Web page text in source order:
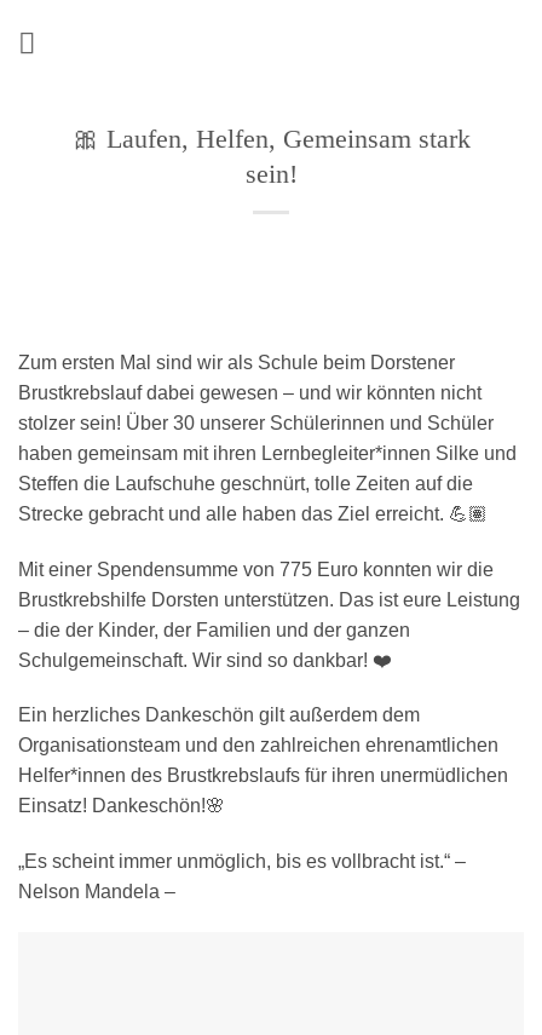
🎀 Laufen, Helfen, Gemeinsam stark
sein!
Zum ersten Mal sind wir als Schule beim Dorstener
Brustkrebslauf dabei gewesen – und wir könnten nicht
stolzer sein! Über 30 unserer Schülerinnen und Schüler
haben gemeinsam mit ihren Lernbegleiter*innen Silke und
Steffen die Laufschuhe geschnürt, tolle Zeiten auf die
Strecke gebracht und alle haben das Ziel erreicht. 💪🏽
Mit einer Spendensumme von 775 Euro konnten wir die
Brustkrebshilfe Dorsten unterstützen. Das ist eure Leistung
– die der Kinder, der Familien und der ganzen
Schulgemeinschaft. Wir sind so dankbar! ❤️
Ein herzliches Dankeschön gilt außerdem dem
Organisationsteam und den zahlreichen ehrenamtlichen
Helfer*innen des Brustkrebslaufs für ihren unermüdlichen
Einsatz! Dankeschön!🌸
„Es scheint immer unmöglich, bis es vollbracht ist.“ –
Nelson Mandela –